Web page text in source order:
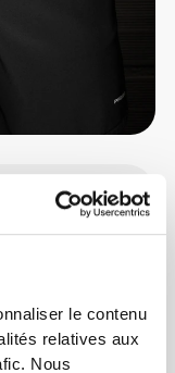
le contenu
relatives aux
Nous